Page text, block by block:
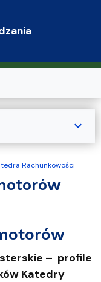
Rachunkowości
– profile
Katedry
expand_more